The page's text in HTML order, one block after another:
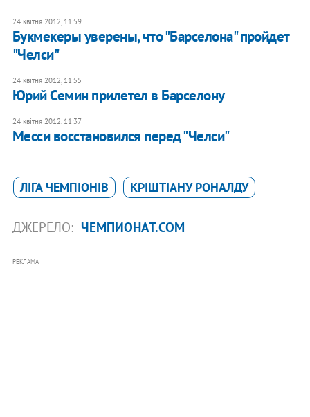
24 квітня 2012, 11:59
Букмекеры уверены, что "Барселона" пройдет
"Челси"
24 квітня 2012, 11:55
Юрий Семин прилетел в Барселону
24 квітня 2012, 11:37
Месси восстановился перед "Челси"
ЛІГА ЧЕМПІОНІВ КРІШТІАНУ РОНАЛДУ
ДЖЕРЕЛО: ЧЕМПИОНАТ.COM
РЕКЛАМА